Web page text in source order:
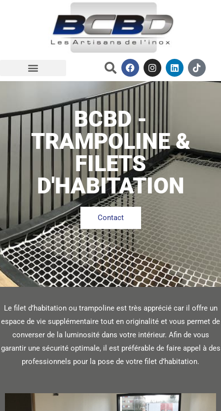
BCBD -
TRAMPOLINE &
FILETS
D'HABITATION
Contact
Le filet d’habitation ou trampoline est très apprécié car il offre un
espace de vie supplémentaire tout en originalité et vous permet de
converser de la luminosité dans votre intérieur. Afin de vous
garantir une sécurité optimale, il est préférable de faire appel à des
professionnels pour la pose de votre filet d’habitation.